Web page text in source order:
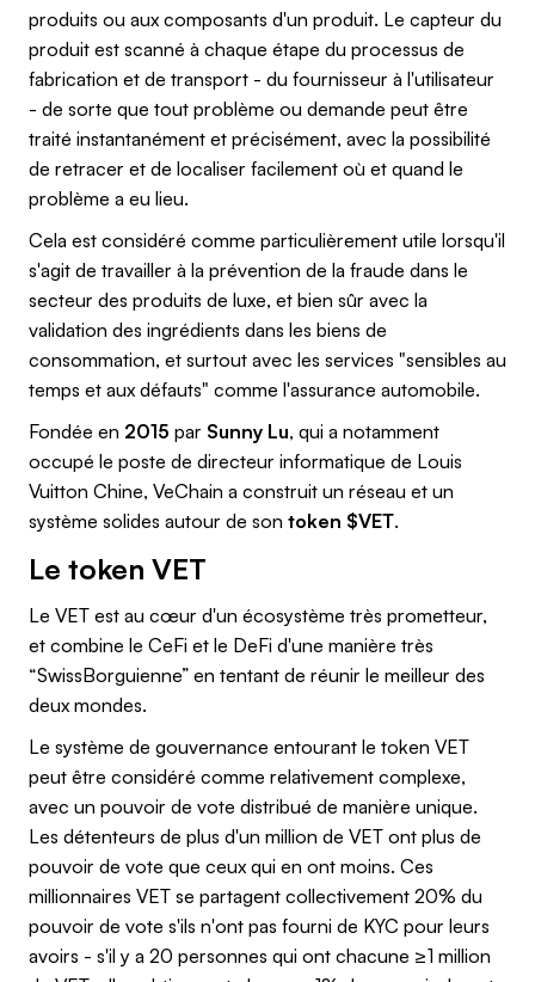
produits ou aux composants d'un produit. Le capteur du
produit est scanné à chaque étape du processus de
fabrication et de transport - du fournisseur à l'utilisateur
- de sorte que tout problème ou demande peut être
traité instantanément et précisément, avec la possibilité
de retracer et de localiser facilement où et quand le
problème a eu lieu.
Cela est considéré comme particulièrement utile lorsqu'il
s'agit de travailler à la prévention de la fraude dans le
secteur des produits de luxe, et bien sûr avec la
validation des ingrédients dans les biens de
consommation, et surtout avec les services "sensibles au
temps et aux défauts" comme l'assurance automobile.
Fondée en 2015 par Sunny Lu, qui a notamment
occupé le poste de directeur informatique de Louis
Vuitton Chine, VeChain a construit un réseau et un
système solides autour de son token $VET.
Le token VET
Le VET est au cœur d'un écosystème très prometteur,
et combine le CeFi et le DeFi d'une manière très
“SwissBorguienne” en tentant de réunir le meilleur des
deux mondes.
Le système de gouvernance entourant le token VET
peut être considéré comme relativement complexe,
avec un pouvoir de vote distribué de manière unique.
Les détenteurs de plus d'un million de VET ont plus de
pouvoir de vote que ceux qui en ont moins. Ces
millionnaires VET se partagent collectivement 20% du
pouvoir de vote s'ils n'ont pas fourni de KYC pour leurs
avoirs - s'il y a 20 personnes qui ont chacune ≥1 million